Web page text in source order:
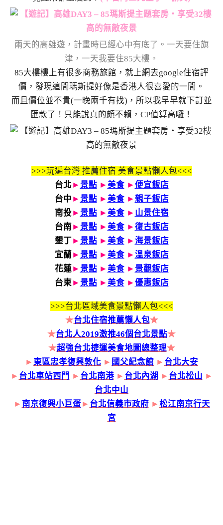
兩天的高雄遊，計畫時已經心中有底了。一天要住旗
津，一天我要住85大樓。
85大樓樓上有很多商務旅館，就上網去google住宿評
價，發現這間瑪斯提好像是香港人很喜愛的一間。
而且價位並不貴(一晚兩千有找)，所以我早早就下訂並
匯款了！只能說真的頗不賴，CP值算高囉！
>>>玩遍台灣 推薦住宿 美食景點懶人包<<<
台北 ► 景點 ► 美食► 便宜飯店
台中 ► 景點 ► 美食► 親子飯店
南投► 景點 ► 美食► 山景住宿
台南► 景點 ► 美食► 復古飯店
墾丁► 景點 ► 美食► 海景飯店
宜蘭 ► 景點 ► 美食► 溫泉飯店
花蓮► 景點 ► 美食► 景觀飯店
台東► 景點 ► 美食► 優惠飯店
>>>台北區域美食景點懶人包<<<
★台北住宿推薦懶人包★
★台北人2019激推46個台北景點★
★超強台北捷運美食地圖總整理★
► 東區忠孝復興敦化 ► 國父紀念館 ► 台北大安
► 台北車站西門 ► 台北南港 ► 台北內湖 ► 台北松山 ►
台北中山
► 南京復興小巨蛋► 台北信義市政府► 松江南京行天
宮